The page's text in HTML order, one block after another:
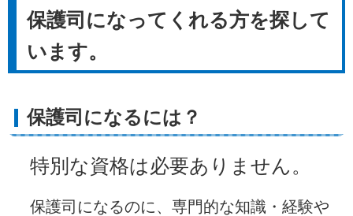
保護司になってくれる方を探して
います。
保護司になるには？
特別な資格は必要ありません。
保護司になるのに、専門的な知識・経験や